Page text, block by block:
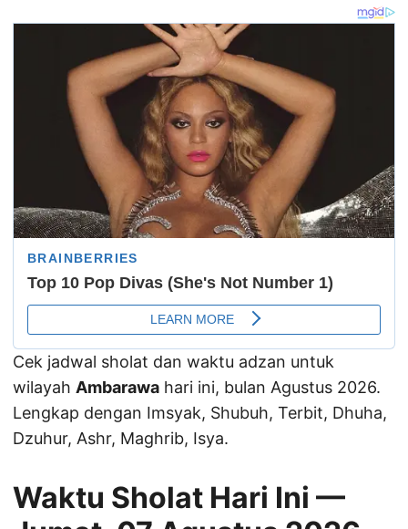
Cek jadwal sholat dan waktu adzan untuk
wilayah Ambarawa hari ini, bulan Agustus 2026.
Lengkap dengan Imsyak, Shubuh, Terbit, Dhuha,
Dzuhur, Ashr, Maghrib, Isya.
Waktu Sholat Hari Ini —